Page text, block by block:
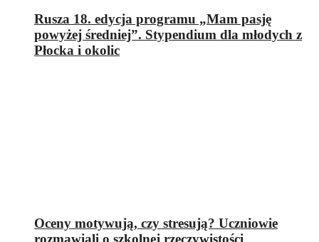
Rusza 18. edycja programu „Mam pasję
powyżej średniej”. Stypendium dla młodych z
Płocka i okolic
Oceny motywują, czy stresują? Uczniowie
rozmawiali o szkolnej rzeczywistości